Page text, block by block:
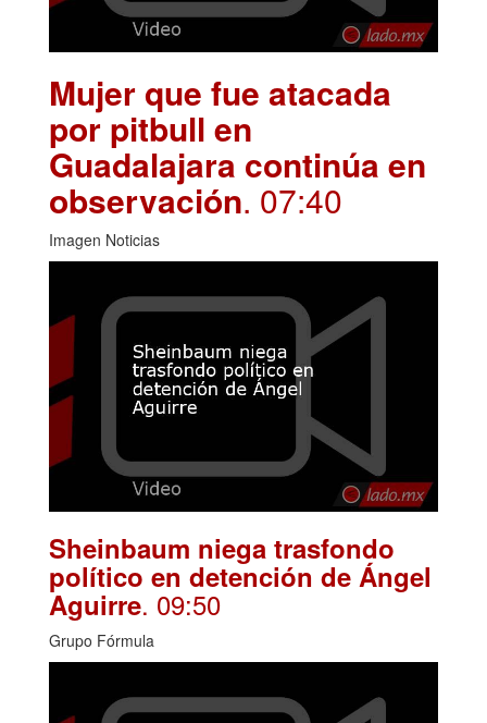
Mujer que fue atacada
por pitbull en
Guadalajara continúa en
observación. 07:40
Imagen Noticias
Sheinbaum niega trasfondo
político en detención de Ángel
Aguirre. 09:50
Grupo Fórmula